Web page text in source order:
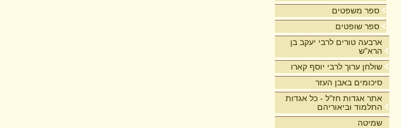
ספר משפטים
ספר שופטים
ארבעה טורים לרבי יעקב בן
הרא"ש
שולחן ערוך לרבי יוסף קארו
סיכומים באבן העזר
אתר אגדות חז"ל - כל אגדות
התלמוד וביאוריהם
שמיטה